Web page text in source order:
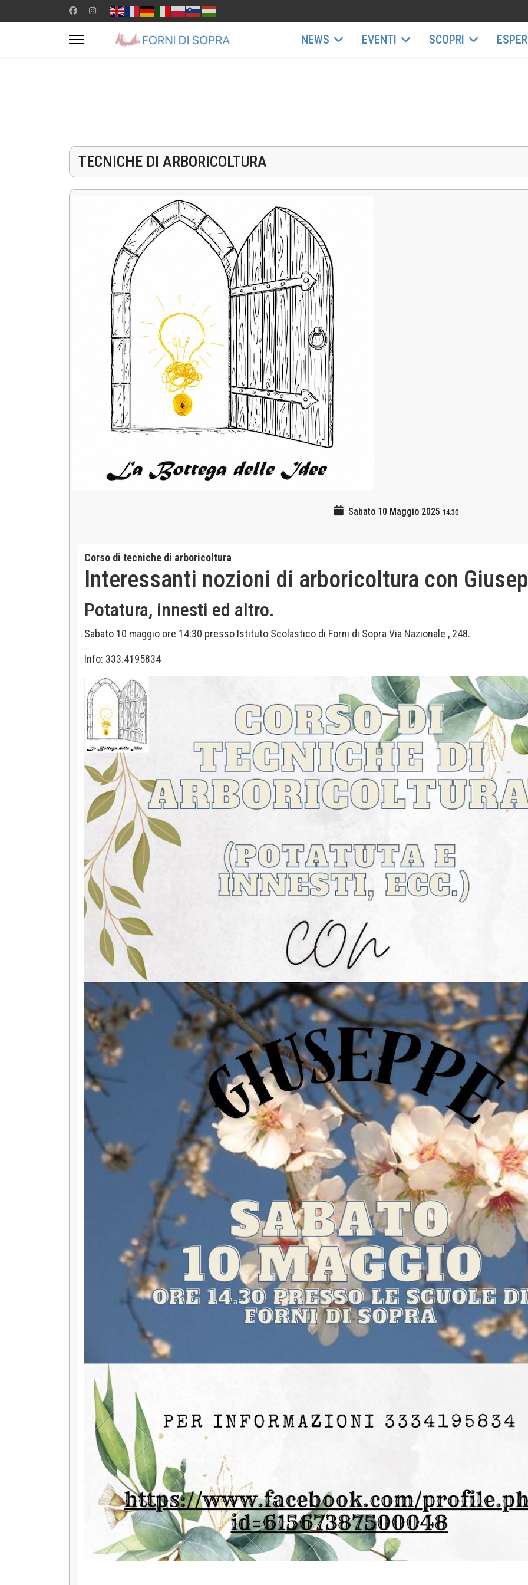
NEWS EVENTI SCOPRI
TECNICHE DI ARBORICOLTURA
Sabato 10 Maggio 2025 14:30
Corso di tecniche di arboricoltura
Interessanti nozioni di arboricoltura con
Potatura, innesti ed altro.
Sabato 10 maggio ore 14:30 presso Istituto Scolastico di Forni di Sopra Via Nazionale , 248.
Info: 333.4195834